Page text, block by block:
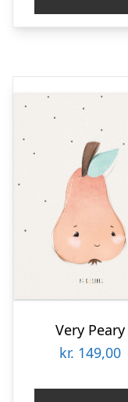
Very Peary
kr. 149,00